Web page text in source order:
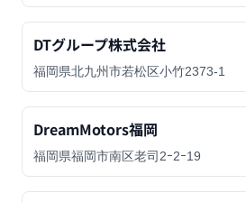
DTグループ株式会社
福岡県北九州市若松区小竹2373-1
DreamMotors福岡
福岡県福岡市南区老司2ｰ2ｰ19